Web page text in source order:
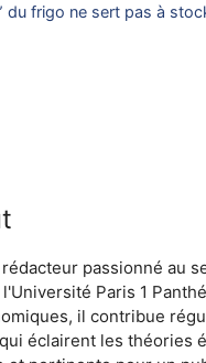
du frigo ne sert pas à
passionné au
Paris 1
il contribue
éclairent les théories